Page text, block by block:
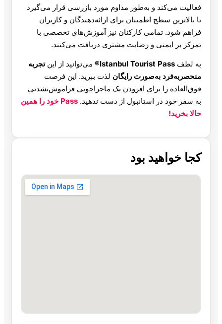
فعالیت می‌کند و به‌طور مداوم مورد بازرسی قرار می‌گیرد
تا بالاترین سطح اطمینان برای ارائه‌دهندگان و کاربران
فراهم شود. تمامی کارکنان نیز آموزش‌های تخصصی با
تمرکز بر ایمنی و رضایت مشتری دریافت می‌کنند.
به لطف Istanbul Tourist Pass® می‌توانید از اینتجربه
منحصربه‌فرد به‌صورت رایگان لذت ببرید. این فرصت
فوق‌العاده را برای افزودن یک ماجراجویی فراموش‌نشدنی
به سفر خود در استانبول از دست ندهید.
Pass خود را همین
حالا بخرید!
کجا خواهید بود